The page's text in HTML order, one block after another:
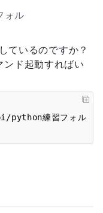
ル
ているのですか？
ンド起動すればい
練習フォルダ/